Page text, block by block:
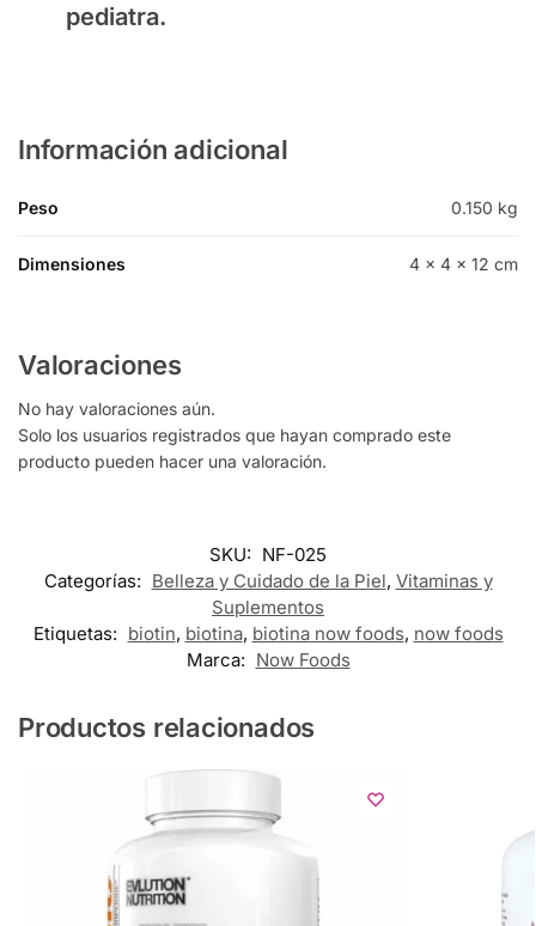
pediatra.
Información adicional
Peso 0.150 kg
Dimensiones 4 × 4 × 12 cm
Valoraciones
No hay valoraciones aún.
Solo los usuarios registrados que hayan comprado este
producto pueden hacer una valoración.
SKU: NF-025
Categorías: Belleza y Cuidado de la Piel, Vitaminas y
Suplementos
Etiquetas: biotin, biotina, biotina now foods, now foods
Marca: Now Foods
Productos relacionados